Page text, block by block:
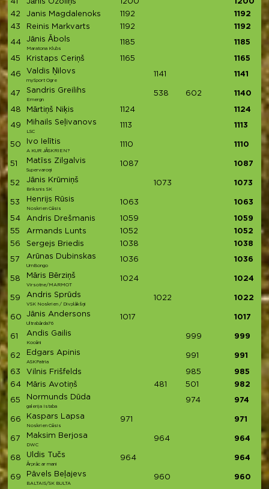
42
Janis Magdalenoks 1192
1192
43
Reinis Markvarts 1192 1192
44 Jānis Ābols
Maratona Klubs
1185 1185
45 Kristaps Ceriņš 1165 1165
46 Valdis Ņilovs
mySport Ogre
1141 1141
47 Sandris Greilihs
Emergn
538 602 1140
48 Mārtiņš Niķis 1124 1124
49 Mihails Seļivanovs
LSC
1113 1113
50 Ivo Ielītis
A KUR JĀSKRIEN?
1110 1110
51 Matīss Zilgalvis
Supervaroņi
1087 1087
52 Jānis Krūmiņš
Briksnis SK
1073 1073
53 Henrijs Rūsis
Noskrien Cēsis
1063 1063
54 Andris Drešmanis 1059
1059
55
Armands Lunts 1052
1052
56
Sergejs Briedis 1038 1038
57 Arūnas Dubinskas
UmBongo
1036 1036
58 Māris Bērziņš
Virsotne/MARMOT
1024 1024
59 Andris Sprūds
VSK Noskrien / Divplākšņi
1022 1022
60 Jānis Andersons
Ultrabārda76
1017 1017
61 Andis Gailis
Kocēni
999 999
62 Edgars Apinis
ASKPatria
991 991
63 Vilnis Frišfelds 985
985
64
Māris Avotiņš 481 501 982
65 Normunds Dūda
galerija Istaba
974 974
66 Kaspars Lapsa
Noskrien Cēsis
971 971
67 Maksim Berjosa
DWC
964 964
68 Uldis Tučs
Ārprāc ar mani
964 964
69 Pāvels Beļajevs
BALTAIS/SK BULTA
960 960